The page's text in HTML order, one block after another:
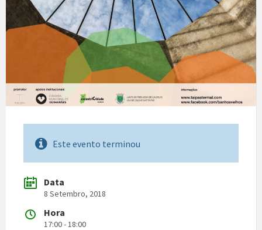
Este evento terminou
Data
8 Setembro, 2018
Hora
17:00 - 18:00